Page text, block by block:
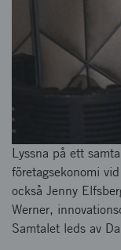
Lyssna på ett
företagsekonomi
också Jenny
Werner,
Samtalet leds av